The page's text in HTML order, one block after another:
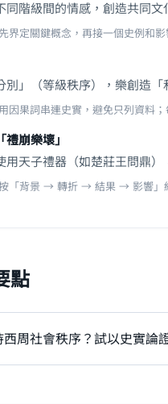
同階級間的情感，創造共同
先界定關鍵概念，再接一個史例和
別」（等級秩序），樂創造
用因果詞串連史實，避免只列資料
崩樂壞」
用天子禮器（如楚莊王問鼎
「背景 → 轉折 → 結果 → 影響」
點
周社會秩序？試以史實論